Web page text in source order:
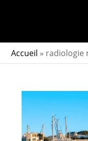
Accueil » radiologie